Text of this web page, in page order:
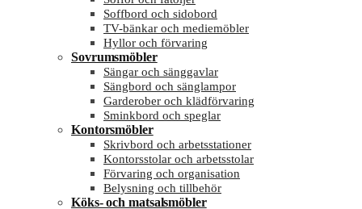
Soffbord och sidobord
TV-bänkar och mediemöbler
Hyllor och förvaring
Sovrumsmöbler
Sängar och sänggavlar
Sängbord och sänglampor
Garderober och klädförvaring
Sminkbord och speglar
Kontorsmöbler
Skrivbord och arbetsstationer
Kontorsstolar och arbetsstolar
Förvaring och organisation
Belysning och tillbehör
Köks- och matsalsmöbler